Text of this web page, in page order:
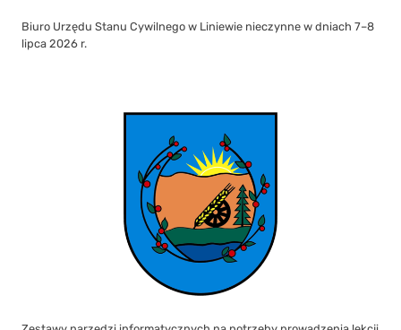
Biuro Urzędu Stanu Cywilnego w Liniewie nieczynne w dniach 7–8
lipca 2026 r.